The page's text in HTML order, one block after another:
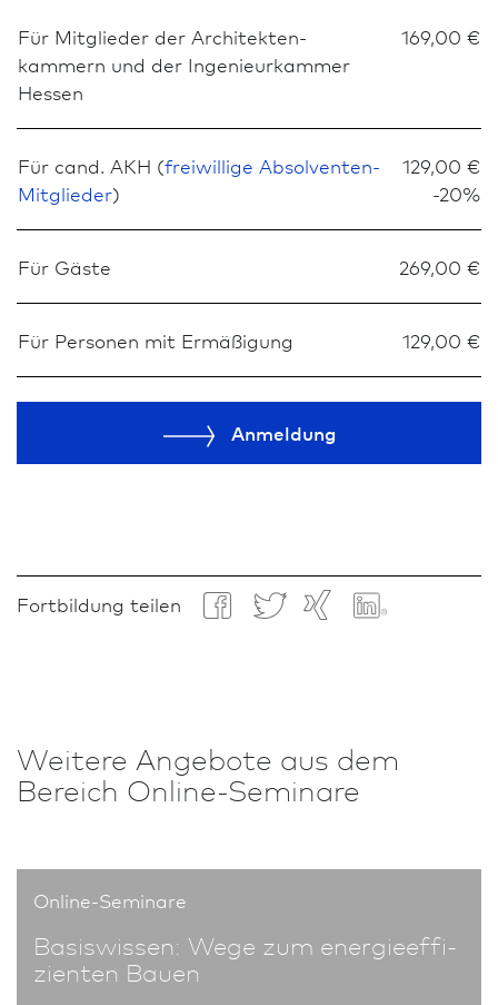
Für Mitglieder der Architekten­
kammern und der Ingenieurkammer
Hessen
169,00 €
Für cand. AKH (freiwillige Absolventen-
Mitglieder)
129,00 €
-20%
Für Gäste 269,00 €
Für Personen mit Ermäßigung 129,00 €
Anmeldung
Fortbildung teilen
Weitere An­ge­bote aus dem
Bereich Online-Seminare
Online-Seminare
Basiswissen: Wege zum energie­effi­
zienten Bauen